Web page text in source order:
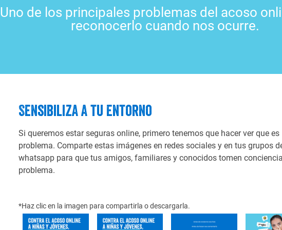
Uno de los principales problemas del acoso
reconocerlo cuando nos ocurre.
Sensibiliza a tu entorno
Si queremos estar seguras online, primero tenemos que hacer ver que es
problema. Comparte estas imágenes en redes sociales y en tus grupos
whatsapp para que tus amigos, familiares y conocidos tomen
problema.
*Haz clic en la imagen para compartirla o descargarla.